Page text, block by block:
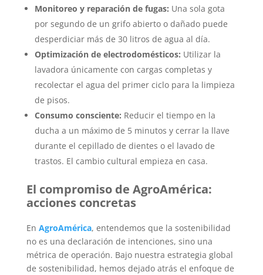
Monitoreo y reparación de fugas: Una sola gota
por segundo de un grifo abierto o dañado puede
desperdiciar más de 30 litros de agua al día.
Optimización de electrodomésticos: Utilizar la
lavadora únicamente con cargas completas y
recolectar el agua del primer ciclo para la limpieza
de pisos.
Consumo consciente: Reducir el tiempo en la
ducha a un máximo de 5 minutos y cerrar la llave
durante el cepillado de dientes o el lavado de
trastos. El cambio cultural empieza en casa.
El compromiso de AgroAmérica:
acciones concretas
En AgroAmérica, entendemos que la sostenibilidad
no es una declaración de intenciones, sino una
métrica de operación. Bajo nuestra estrategia global
de sostenibilidad, hemos dejado atrás el enfoque de